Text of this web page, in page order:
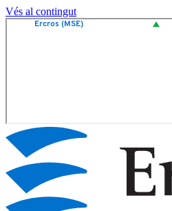
Vés al contingut